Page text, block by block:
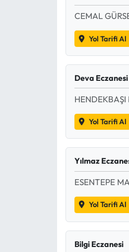
CEMAL
Yol Tarifi Al
Deva Eczanesi
Yol Tarifi Al
Yılmaz
ESENTEPE
Yol Tarifi Al
Bilgi Eczanesi
Osmancık Haberleri
Resmi Reklam
Sungurlu Haberleri